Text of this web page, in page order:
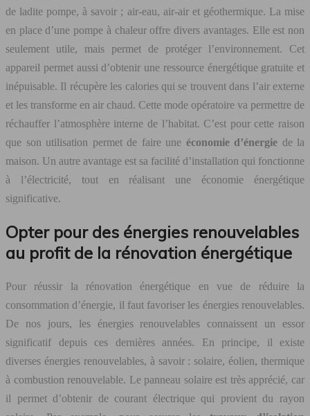
de ladite pompe, à savoir ; air-eau, air-air et géothermique. La mise
en place d’une pompe à chaleur offre divers avantages. Elle est non
seulement utile, mais permet de protéger l’environnement. Cet
appareil permet aussi d’obtenir une ressource énergétique gratuite et
inépuisable. Il récupère les calories qui se trouvent dans l’air externe
et les transforme en air chaud. Cette mode opératoire va permettre de
réchauffer l’atmosphère interne de l’habitat. C’est pour cette raison
que son utilisation permet de faire une économie d’énergie de la
maison. Un autre avantage est sa facilité d’installation qui fonctionne
à l’électricité, tout en réalisant une économie énergétique
significative.
Opter pour des énergies renouvelables
au profit de la rénovation énergétique
Pour réussir la rénovation énergétique en vue de réduire la
consommation d’énergie, il faut favoriser les énergies renouvelables.
De nos jours, les énergies renouvelables connaissent un essor
significatif depuis ces dernières années. En principe, il existe
diverses énergies renouvelables, à savoir : solaire, éolien, thermique
à combustion renouvelable. Le panneau solaire est très apprécié, car
il permet d’obtenir de courant électrique qui provient du rayon